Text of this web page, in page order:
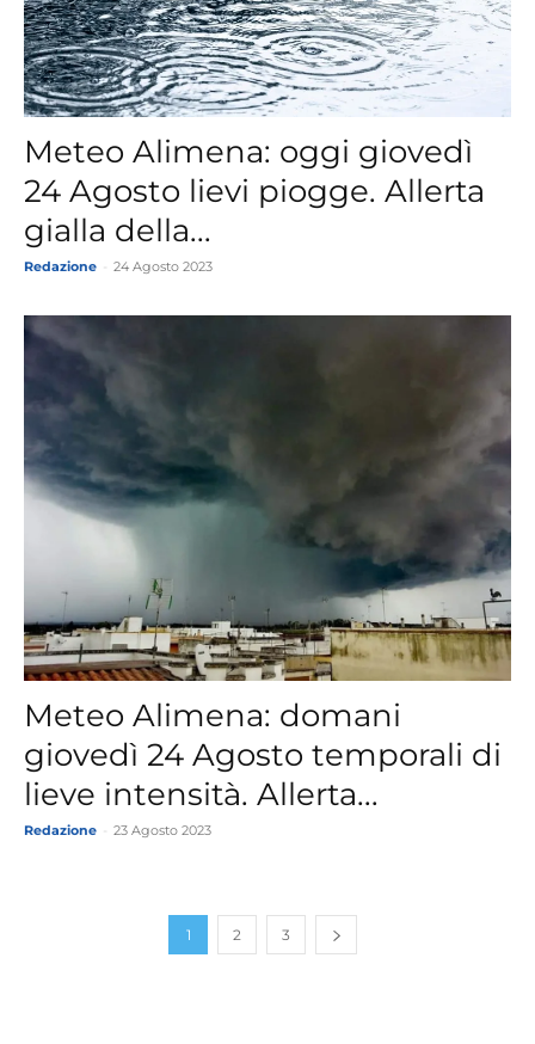
Meteo Alimena: oggi giovedì
24 Agosto lievi piogge. Allerta
gialla della...
Redazione 24 Agosto 2023
Meteo Alimena: domani
giovedì 24 Agosto temporali di
lieve intensità. Allerta...
Redazione 23 Agosto 2023
1 2 3